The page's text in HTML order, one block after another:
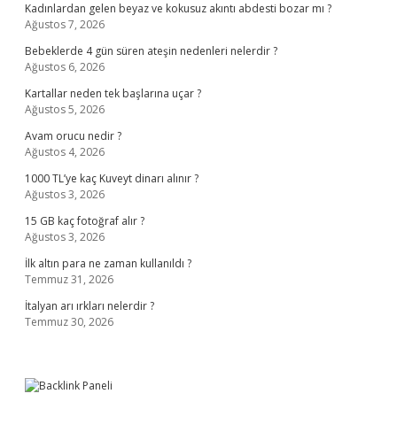
Kadınlardan gelen beyaz ve kokusuz akıntı abdesti bozar mı ?
Ağustos 7, 2026
Bebeklerde 4 gün süren ateşin nedenleri nelerdir ?
Ağustos 6, 2026
Kartallar neden tek başlarına uçar ?
Ağustos 5, 2026
Avam orucu nedir ?
Ağustos 4, 2026
1000 TL’ye kaç Kuveyt dinarı alınır ?
Ağustos 3, 2026
15 GB kaç fotoğraf alır ?
Ağustos 3, 2026
İlk altın para ne zaman kullanıldı ?
Temmuz 31, 2026
İtalyan arı ırkları nelerdir ?
Temmuz 30, 2026